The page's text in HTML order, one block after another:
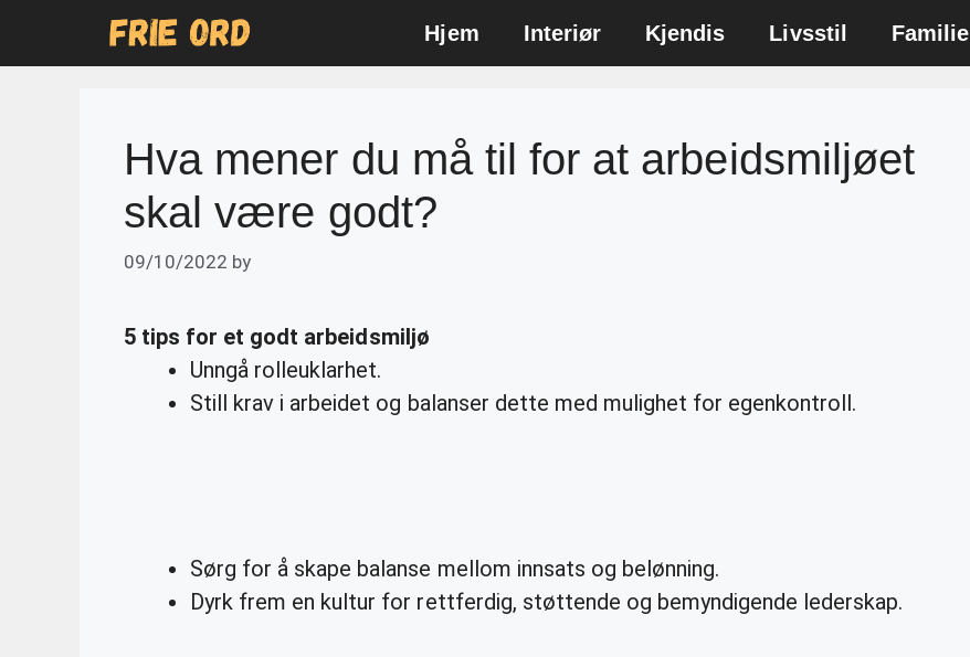
Hjem Interiør Kjendis Livsstil Familie
Hva mener du må til for at arbeidsmiljøet
skal være godt?
09/10/2022 by
5 tips for et godt arbeidsmiljø
Unngå rolleuklarhet.
Still krav i arbeidet og balanser dette med mulighet for egenkontroll.
Sørg for å skape balanse mellom innsats og belønning.
Dyrk frem en kultur for rettferdig, støttende og bemyndigende lederskap.